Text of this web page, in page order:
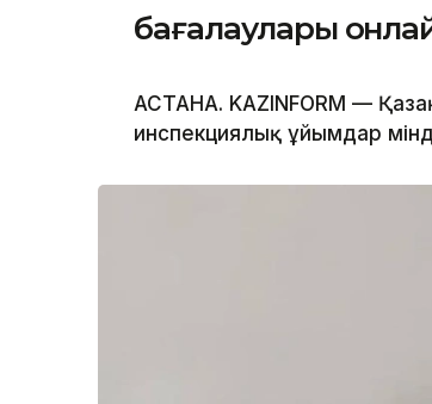
бағалаулары
АСТАНА. KAZINFORM —
инспекциялық ұйымдар